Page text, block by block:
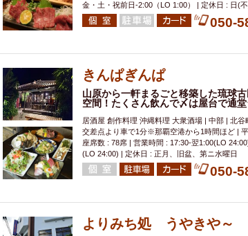
金・土・祝前日-2:00（LO 1:00） | 定休日 : 日(
050-
きんぱぎんぱ
山原から一軒まるごと移築した琉球
空間！たくさん飲んで〆は屋台で通
居酒屋 創作料理 沖縄料理 大衆酒場 | 中部 | 北
交差点より車で1分※那覇空港から1時間ほど |
座席数 : 78席 | 営業時間 : 17:30-翌1:00(LO
(LO 24:00) | 定休日 : 正月、旧盆、第ニ水曜日
050-
よりみち処 うやきや～